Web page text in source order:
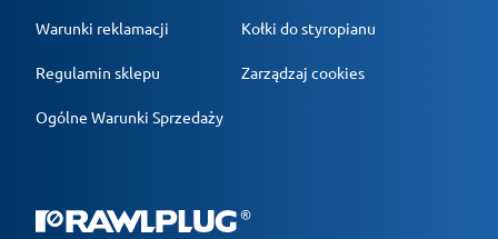
Warunki reklamacji
Regulamin sklepu
Ogólne Warunki Sprzedaży
Kołki do styropianu
Zarządzaj cookies